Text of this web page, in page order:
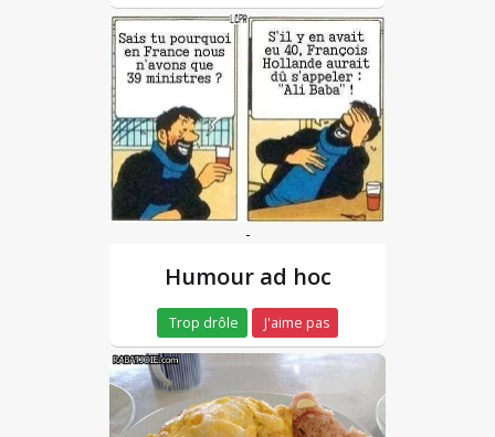
-
Humour ad hoc
Trop drôle J'aime pas